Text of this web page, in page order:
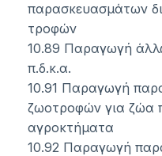
παρασκευασμάτων
τροφών
10.89 Παραγωγή
π.δ.κ.α.
10.91 Παραγωγή
ζωοτροφών για ζώα
αγροκτήματα
10.92 Παραγωγή